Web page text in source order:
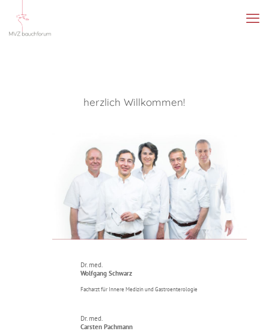
herzlich Willkommen!
Dr. med.
Wolfgang Schwarz
Facharzt für Innere Medizin und Gastroenterologie
Dr. med.
Carsten Pachmann